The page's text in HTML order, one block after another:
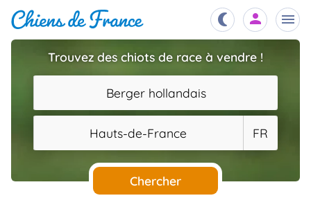
Chiots
Éleveurs
Étalons
Trouvez des chiots de race à vendre !
Berger hollandais
Hauts-de-France FR
Chercher